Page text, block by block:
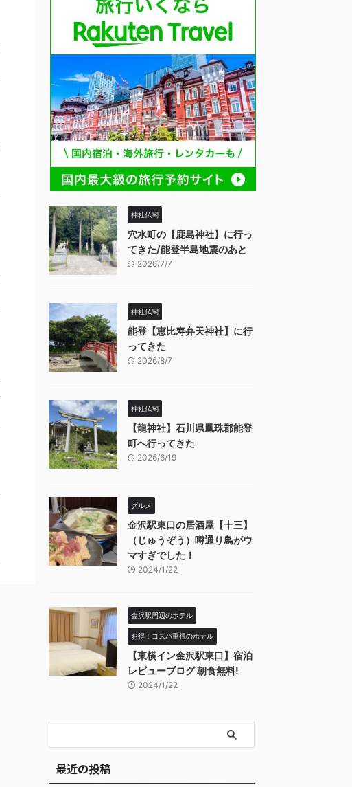
神社仏閣
穴水町の【鹿島神社】に行っ
てきた/能登半島地震のあと
2026/7/7
神社仏閣
能登【恵比寿弁天神社】に行
ってきた
2026/8/7
神社仏閣
【龍神社】石川県鳳珠郡能登
町へ行ってきた
2026/6/19
グルメ
金沢駅東口の居酒屋【十三】
（じゅうぞう）噂通り鳥がウ
マすぎでした！
2024/1/22
金沢駅周辺のホテル
お得！コスパ重視のホテル
【東横イン金沢駅東口】宿泊
レビューブログ 朝食無料!
2024/1/22
最近の投稿